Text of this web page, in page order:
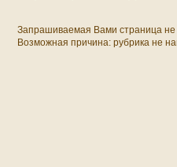
Запрашиваемая Вами страница
Возможная причина: рубрика не